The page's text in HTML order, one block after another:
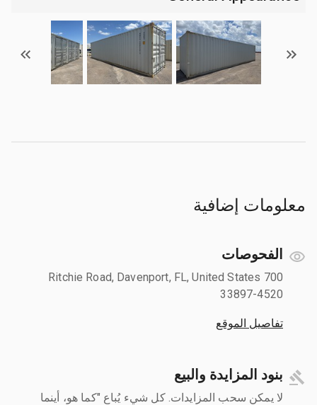
معلومات إضافية
الفحوصات
700 Ritchie Road, Davenport, FL, United States
33897-4520
تفاصيل الموقع
بنود المزايدة والبيع
لا يمكن سحب المزايدات. كل شيء يُباع "كما هو، أينما